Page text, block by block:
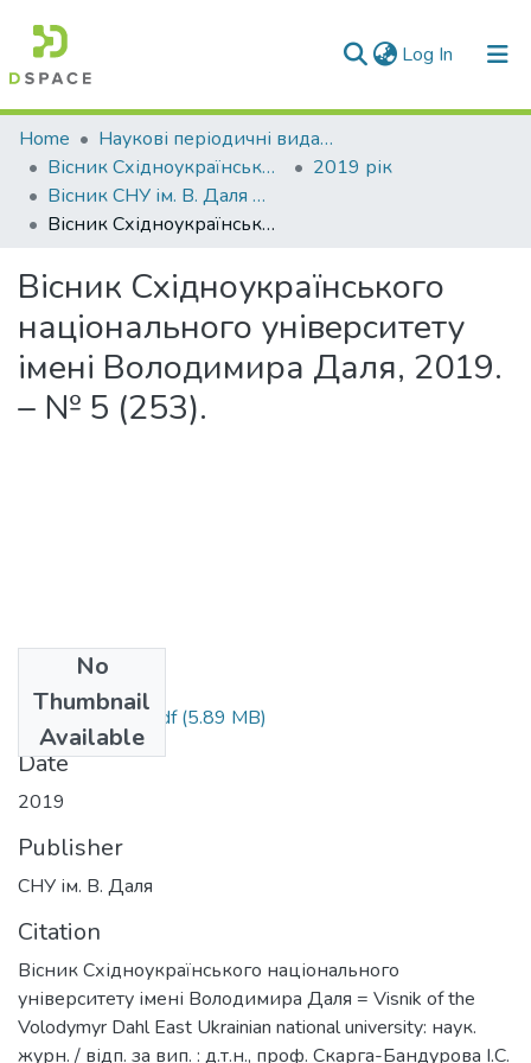
Log In (current)
Communities & Collections
All of DSpace
Statistics
Home
Наукові періодичні видання СНУ ім. В. Даля
Вісник Східноукраїнського національного університету імені В. Даля
2019 рік
Вісник СНУ ім. В. Даля № 5 (253) 2019
Вісник Східноукраїнського національного університету імені Володимира Даля, 2019. – № 5 (253).
Вісник Східноукраїнського
національного університету
імені Володимира Даля, 2019.
– № 5 (253).
No
Thumbnail
Available
Вiсник_5(253).pdf(5.89 MB)
Date
2019
Publisher
СНУ ім. В. Даля
Citation
Вісник Східноукраїнського національного
університету імені Володимира Даля = Visnik of the
Volodymyr Dahl East Ukrainian national university: наук.
журн. / відп. за вип. : д.т.н., проф. Скарга-Бандурова І.С.